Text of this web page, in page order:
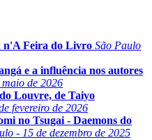
n'A Feira do Livro São Paulo
e a influência nos autores
de 2026
Louvre, de Taiyo
fevereiro de 2026
no Tsugai - Daemons do
- 15 de dezembro de 2025